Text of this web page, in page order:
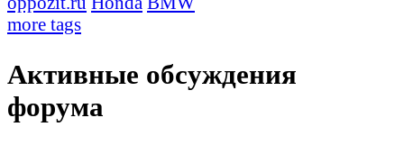
more tags
Активные обсуждения
форума